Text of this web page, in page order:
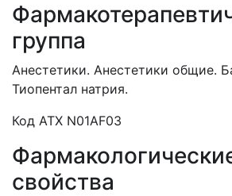
группа
Анестетики. Анестетики общие.
Тиопентал натрия.
Код АТX N01AF03
свойства